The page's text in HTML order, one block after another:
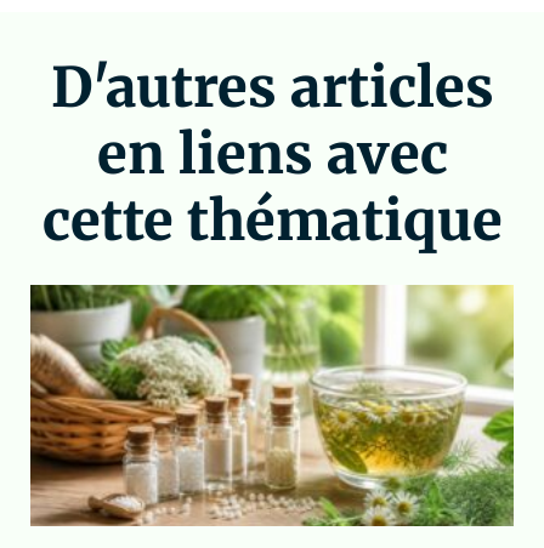
D'autres articles
en liens avec
cette thématique